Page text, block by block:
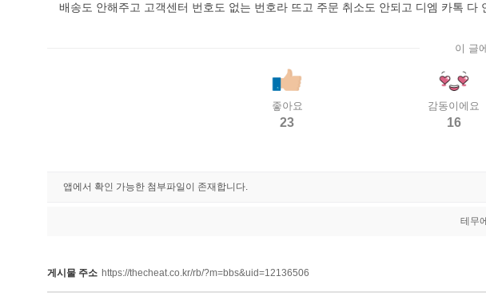
배송도 안해주고 고객센터 번호도 없는 번호라 뜨고 주문 취소도 안되고 디엠 카톡 다
이 글
좋아요
23
감동이에요
16
앱에서 확인 가능한 첨부파일이 존재합니다.
테무
게시물 주소 https://thecheat.co.kr/rb/?m=bbs&uid=12136506